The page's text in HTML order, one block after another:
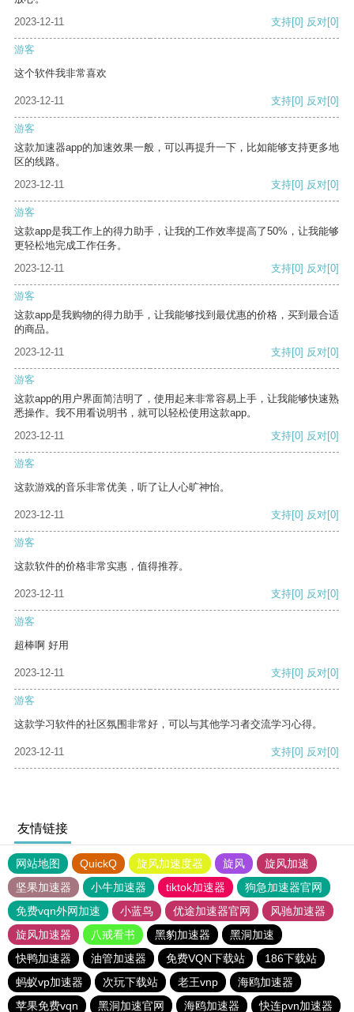
2023-12-11
支持[0] 反对[0]
游客
这个软件我非常喜欢
2023-12-11 支持[0] 反对[0]
游客
这款加速器app的加速效果一般，可以再提升一下，比如能够支持更多地
区的线路。
2023-12-11
支持[0] 反对[0]
游客
这款app是我工作上的得力助手，让我的工作效率提高了50%，让我能够
更轻松地完成工作任务。
2023-12-11
支持[0] 反对[0]
游客
这款app是我购物的得力助手，让我能够找到最优惠的价格，买到最合适
的商品。
2023-12-11
支持[0] 反对[0]
游客
这款app的用户界面简洁明了，使用起来非常容易上手，让我能够快速熟
悉操作。我不用看说明书，就可以轻松使用这款app。
2023-12-11
支持[0] 反对[0]
游客
这款游戏的音乐非常优美，听了让人心旷神怡。
2023-12-11 支持[0] 反对[0]
游客
这款软件的价格非常实惠，值得推荐。
2023-12-11 支持[0] 反对[0]
游客
超棒啊 好用
2023-12-11 支持[0] 反对[0]
游客
这款学习软件的社区氛围非常好，可以与其他学习者交流学习心得。
2023-12-11 支持[0] 反对[0]
友情链接
网站地图 QuickQ 旋风加速度器 旋风
旋风加速
坚果加速器
小牛加速器 tiktok加速器
狗急加速器官网
免费vqn外网加速
小蓝鸟 优途加速器官网
风驰加速器
旋风加速器
八戒看书 黑豹加速器
黑洞加速
快鸭加速器
油管加速器 免费VQN下载站
186下载站
蚂蚁vp加速器
次玩下载站 老王vnp
海鸥加速器
苹果免费vqn
黑洞加速官网 海鸥加速器 快连pvn加速器